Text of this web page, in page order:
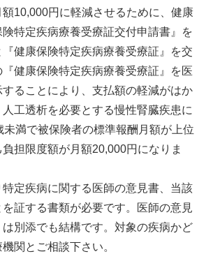
10,000円に軽減させるために、健康
特定疾病療養受療証交付申請書』を
健康保険特定疾病療養受療証』を交
健康保険特定疾病療養受療証』を医
ることにより、支払額の軽減がはか
工透析を必要とする慢性腎臓疾患に
満で被保険者の標準報酬月額が上位
担限度額が月額20,000円になりま
定疾病に関する医師の意見書、当該
証する書類が必要です。医師の意見
別添でも結構です。対象の疾病かど
関とご相談下さい。